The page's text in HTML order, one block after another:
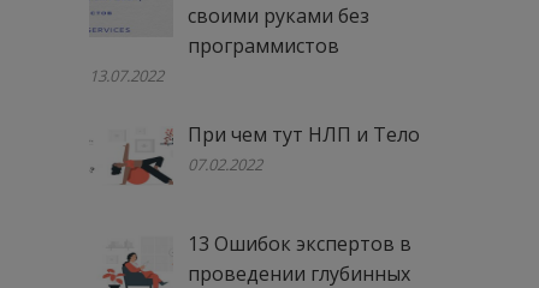
своими руками без
программистов
13.07.2022
При чем тут НЛП и Тело
07.02.2022
13 Ошибок экспертов в
проведении глубинных